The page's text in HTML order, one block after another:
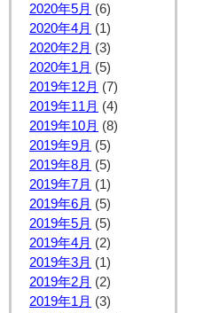
2020年5月 (6)
2020年4月 (1)
2020年2月 (3)
2020年1月 (5)
2019年12月 (7)
2019年11月 (4)
2019年10月 (8)
2019年9月 (5)
2019年8月 (5)
2019年7月 (1)
2019年6月 (5)
2019年5月 (5)
2019年4月 (2)
2019年3月 (1)
2019年2月 (2)
2019年1月 (3)